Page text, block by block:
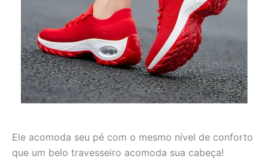
Ele acomoda seu pé com o mesmo nível de conforto
que um belo travesseiro acomoda sua cabeça!